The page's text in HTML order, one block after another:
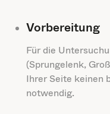
Vorbereitung
Für die
(Sprungelenk,
Ihrer Seite keinen
notwendig.